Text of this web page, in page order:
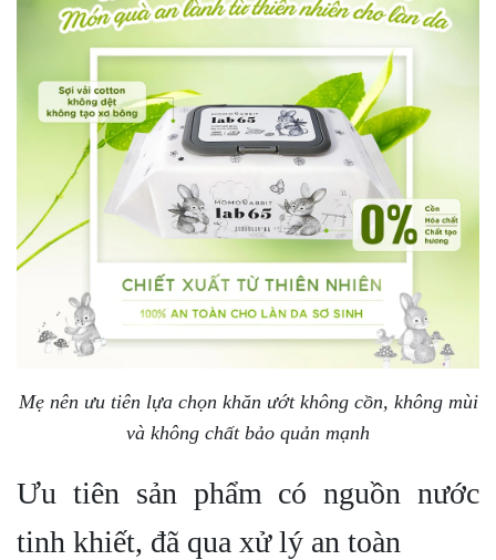
Mẹ nên ưu tiên lựa chọn khăn ướt không cồn, không mùi
và không chất bảo quản mạnh
Ưu tiên sản phẩm có nguồn nước
tinh khiết, đã qua xử lý an toàn